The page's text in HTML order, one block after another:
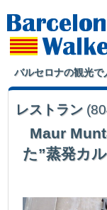
バルセロナの観光で
レストラン
Maur
た”蒸発カ